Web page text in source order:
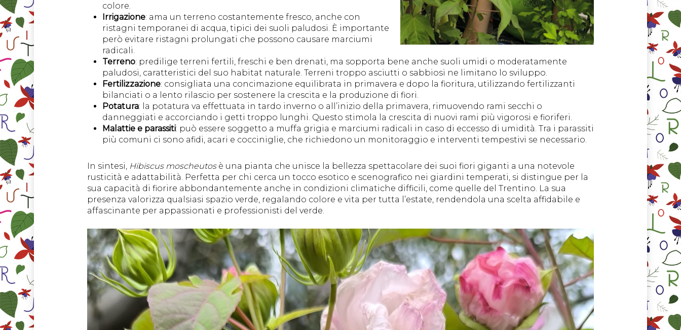
colore.
Irrigazione: ama un terreno costantemente fresco, anche con
ristagni temporanei di acqua, tipici dei suoli paludosi. È importante
però evitare ristagni prolungati che possono causare marciumi
radicali.
Terreno: predilige terreni fertili, freschi e ben drenati, ma sopporta bene anche suoli umidi o moderatamente
paludosi, caratteristici del suo habitat naturale. Terreni troppo asciutti o sabbiosi ne limitano lo sviluppo.
Fertilizzazione: consigliata una concimazione equilibrata in primavera e dopo la fioritura, utilizzando fertilizzanti
bilanciati o a lento rilascio per sostenere la crescita e la produzione di fiori.
Potatura: la potatura va effettuata in tardo inverno o all’inizio della primavera, rimuovendo rami secchi o
danneggiati e accorciando i getti troppo lunghi. Questo stimola la crescita di nuovi rami più vigorosi e fioriferi.
Malattie e parassiti: può essere soggetto a muffa grigia e marciumi radicali in caso di eccesso di umidità. Tra i parassiti
più comuni ci sono afidi, acari e cocciniglie, che richiedono un monitoraggio e interventi tempestivi se necessario.
In sintesi, Hibiscus moscheutosè una pianta che unisce la bellezza spettacolare dei suoi fiori giganti a una notevole
rusticità e adattabilità. Perfetta per chi cerca un tocco esotico e scenografico nei giardini temperati, si distingue per la
sua capacità di fiorire abbondantemente anche in condizioni climatiche difficili, come quelle del Trentino. La sua
presenza valorizza qualsiasi spazio verde, regalando colore e vita per tutta l’estate, rendendola una scelta affidabile e
affascinante per appassionati e professionisti del verde.